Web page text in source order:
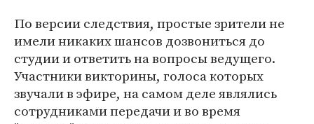
По версии следствия, простые зрители не
имели никаких шансов дозвониться до
студии и ответить на вопросы ведущего.
Участники викторины, голоса которых
звучали в эфире, на самом деле являлись
сотрудниками передачи и во время